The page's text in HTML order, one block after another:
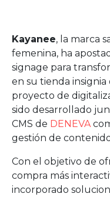
Kayanee, la marca
femenina, ha
signage para
en su tienda insignia
proyecto de
sido desarrollado
CMS de DENEVA
gestión de
Con el objetivo de
compra más
incorporado